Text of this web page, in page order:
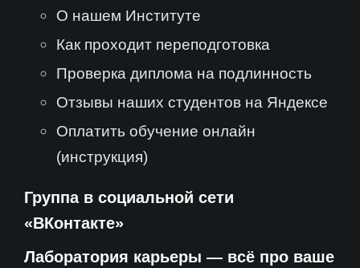
О нашем Институте
Как проходит переподготовка
Проверка диплома на подлинность
Отзывы наших студентов на Яндексе
Оплатить обучение онлайн
(инструкция)
Группа в социальной сети
«ВКонтакте»
Лаборатория карьеры — всё про ваше